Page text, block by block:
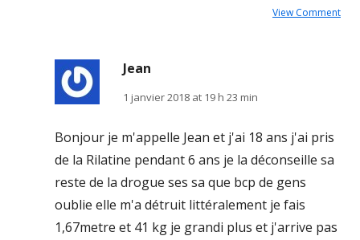
View Comment
Jean
1 janvier 2018 at 19 h 23 min
Bonjour je m'appelle Jean et j'ai 18 ans j'ai pris
de la Rilatine pendant 6 ans je la déconseille sa
reste de la drogue ses sa que bcp de gens
oublie elle m'a détruit littéralement je fais
1,67metre et 41 kg je grandi plus et j'arrive pas